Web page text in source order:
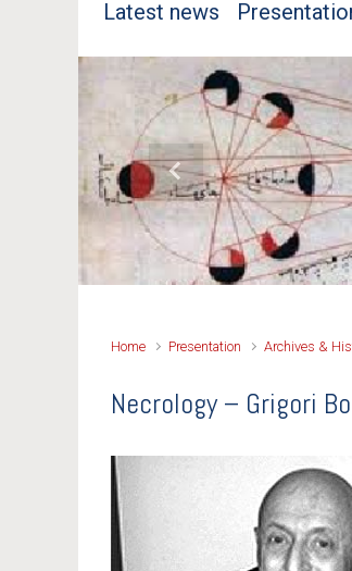
Latest news
Previous
Home Presentation Archives &
Necrology – Grigori